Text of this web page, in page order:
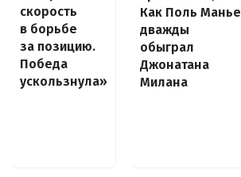
скорость
в борьбе
за позицию.
Победа
ускользнула»
Как Поль Манье
дважды
обыграл
Джонатана
Милана